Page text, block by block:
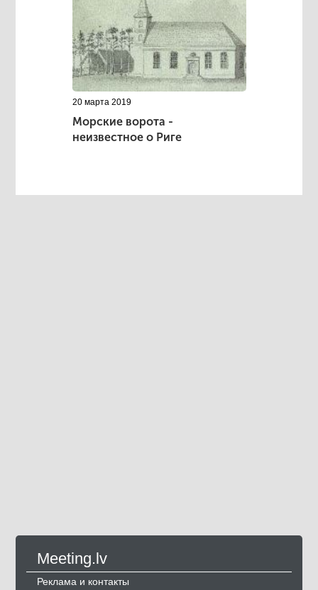
20 марта 2019
Морские ворота -
неизвестное о Риге
Meeting.lv
Реклама и контакты